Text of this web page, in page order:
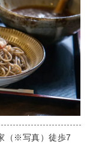
（※写真）徒歩7